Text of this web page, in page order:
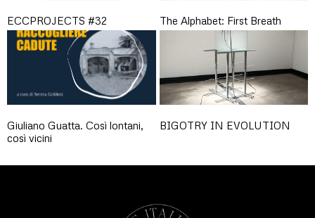
ECCPROJECTS #32 The Alphabet: First Breath
Giuliano Guatta. Così lontani,
così vicini
BIGOTRY IN EVOLUTION